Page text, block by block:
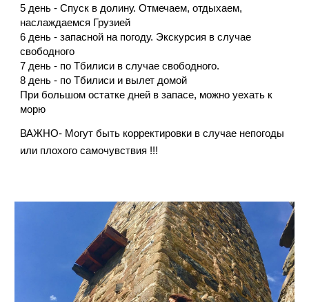
5 день - Спуск в долину. Отмечаем, отдыхаем,
наслаждаемся Грузией
6 день - запасной на погоду. Экскурсия в случае
свободного
7 день - по Тбилиси в случае свободного.
8 день - по Тбилиси и вылет домой
При большом остатке дней в запасе, можно уехать к
морю
ВАЖНО- Могут быть корректировки в случае непогоды
или плохого самочувствия !!!